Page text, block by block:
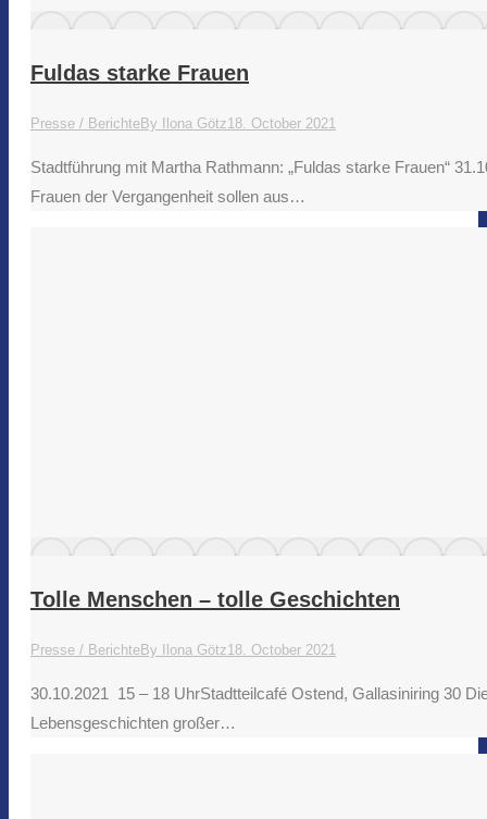
Fuldas starke Frauen
Presse / BerichteBy Ilona Götz18. October 2021
Stadtführung mit Martha Rathmann: „Fuldas starke Frauen“
Frauen der Vergangenheit sollen aus…
Tolle Menschen – tolle Geschichten
Presse / BerichteBy Ilona Götz18. October 2021
30.10.2021 15 – 18 UhrStadtteilcafé Ostend, Gallasiniring 30
Lebensgeschichten großer…